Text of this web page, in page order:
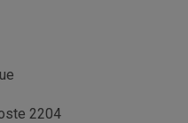
2204